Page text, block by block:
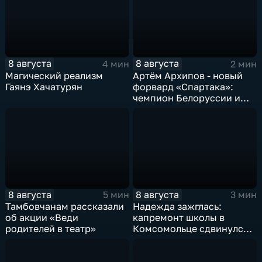
8 августа
4 мин
Магический реализм
Гаянэ Хачатурян
8 августа
2 мин
Артём Архипов - новый
форвард «Спартака»:
чемпион Белоруссии и
8 августа
5 мин
Тамбовчанам рассказали
об акции «Веди
родителей в театр»
8 августа
3 мин
Надежда зажглась:
капремонт школы в
Комсомольце сдвинулся с